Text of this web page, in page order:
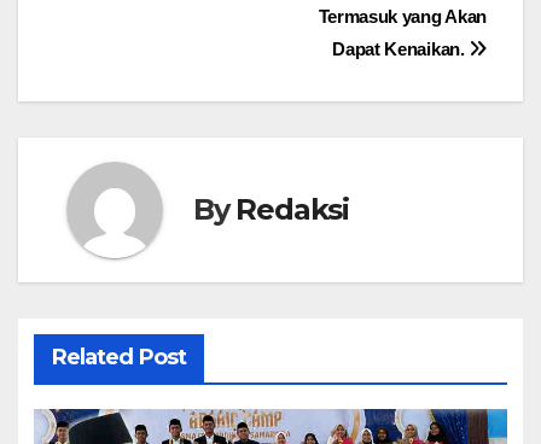
Termasuk yang Akan
Dapat Kenaikan.
ByRedaksi
Related Post